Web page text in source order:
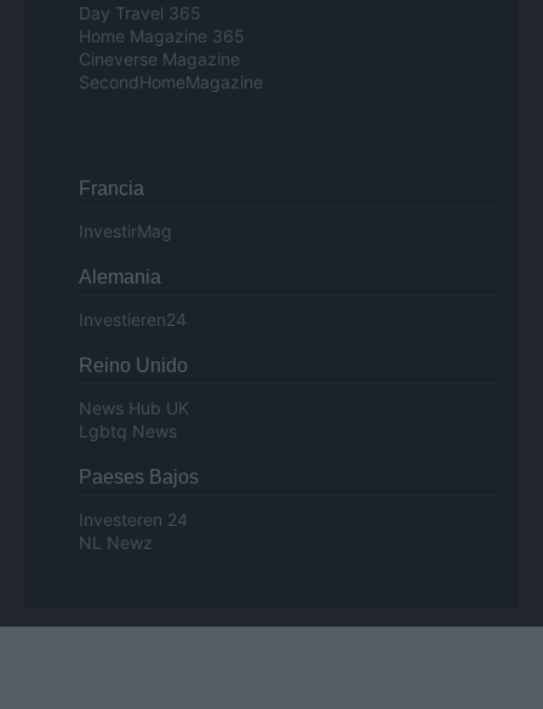
Day Travel 365
Home Magazine 365
Cineverse Magazine
SecondHomeMagazine
Francia
InvestirMag
Alemania
Investieren24
Reino Unido
News Hub UK
Lgbtq News
Paeses Bajos
Investeren 24
NL Newz